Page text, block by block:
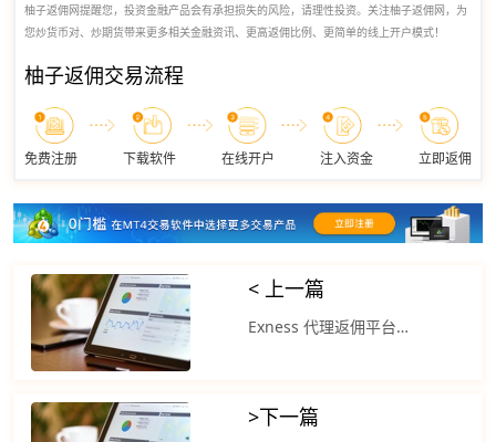
柚子返佣网提醒您，投资金融产品会有承担损失的风险，请理性投资。关注柚子返佣网，为
您炒货币对、炒期货带来更多相关金融资讯、更高返佣比例、更简单的线上开户模式！
柚子返佣交易流程
免费注册 下载软件 在线开户 注入资金 立即返佣
< 上一篇
Exness 代理返佣平台？美元指数日内震荡偏强 短期多头动能逐步积累
>下一篇